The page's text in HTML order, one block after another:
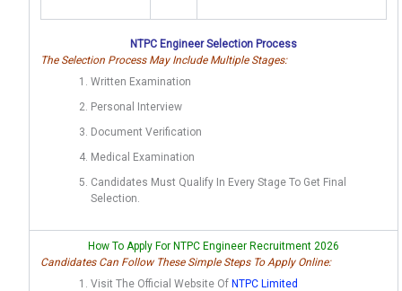
NTPC Engineer Selection Process
The Selection Process May Include Multiple Stages:
Written Examination
Personal Interview
Document Verification
Medical Examination
Candidates Must Qualify In Every Stage To Get Final
Selection.
How To Apply For NTPC Engineer Recruitment 2026
Candidates Can Follow These Simple Steps To Apply Online:
Visit The Official Website Of NTPC Limited